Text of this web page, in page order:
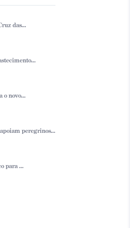
das...
o novo...
peregrinos...
para ...